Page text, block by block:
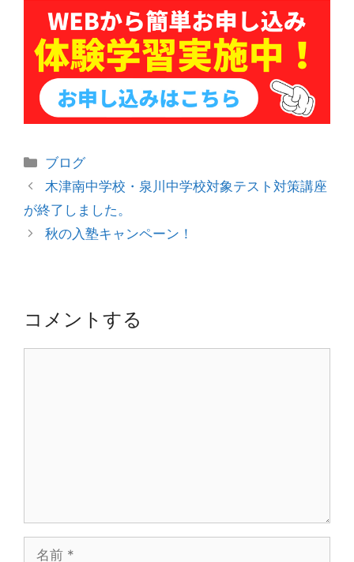
カ
テ
リ
ー
ブログ
投
稿
ナ
ビ
ョ
木津南中学校・泉川中学校対象テスト対策講座
が終了しました。
秋の入塾キャンペーン！
コメントする